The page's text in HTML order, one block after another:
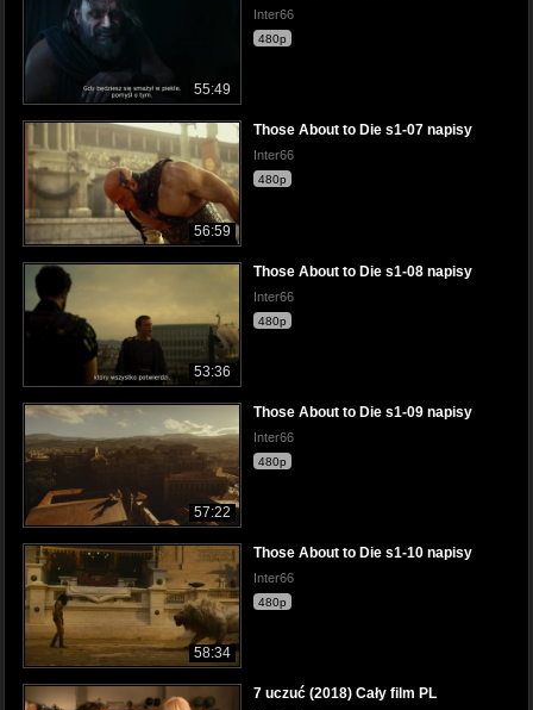
55:49
Inter66
480p
56:59
Those About to Die s1-07 napisy
Inter66
480p
53:36
Those About to Die s1-08 napisy
Inter66
480p
57:22
Those About to Die s1-09 napisy
Inter66
480p
58:34
Those About to Die s1-10 napisy
Inter66
480p
7 uczuć (2018) Cały film PL